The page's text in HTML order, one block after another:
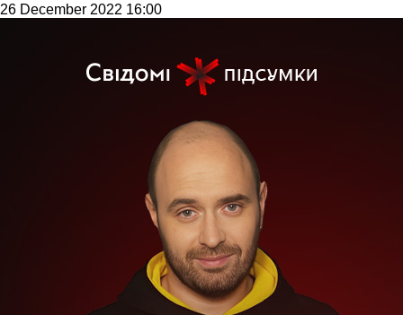
26 December 2022 16:00